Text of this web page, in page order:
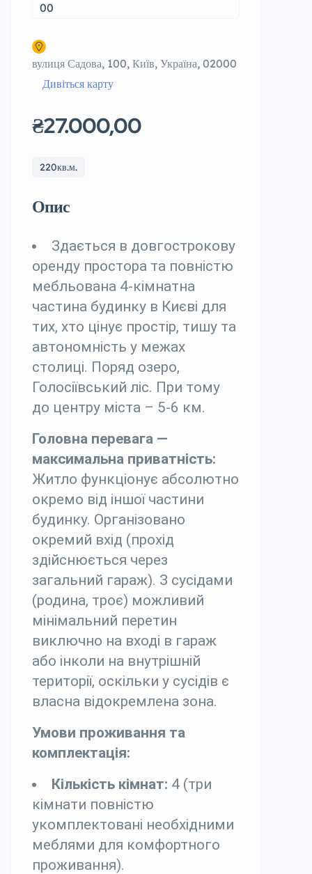
00
вулиця Садова, 100, Київ, Україна, 02000
Дивіться карту
₴27.000,00
220кв.м.
Опис
Здається в довгострокову
оренду простора та повністю
мебльована 4-кімнатна
частина будинку в Києві для
тих, хто цінує простір, тишу та
автономність у межах
столиці. Поряд озеро,
Голосіївський ліс. При тому
до центру міста – 5-6 км.
Головна перевага —
максимальна приватність:
Житло функціонує абсолютно
окремо від іншої частини
будинку. Організовано
окремий вхід (прохід
здійснюється через
загальний гараж). З сусідами
(родина, троє) можливий
мінімальний перетин
виключно на вході в гараж
або інколи на внутрішній
території, оскільки у сусідів є
власна відокремлена зона.
Умови проживання та
комплектація:
Кількість кімнат: 4 (три
кімнати повністю
укомплектовані необхідними
меблями для комфортного
проживання).